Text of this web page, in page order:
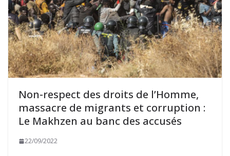
Non-respect des droits de l’Homme,
massacre de migrants et corruption :
Le Makhzen au banc des accusés
22/09/2022